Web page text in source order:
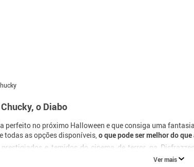
o Diabo
perfeito no próximo Halloween e que consiga uma
todas as opções disponíveis,o que pode ser melhor do
e temidos do cinema de terror, na
uma fantasia que chamará todas as atenções e
Ver mais